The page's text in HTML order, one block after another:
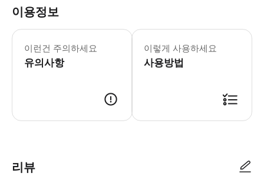
이용정보
이런건 주의하세요
유의사항
드라이빙 시뮬레이션은 7분 + 브리핑
이렇게 사용하세요
사용방법
리뷰